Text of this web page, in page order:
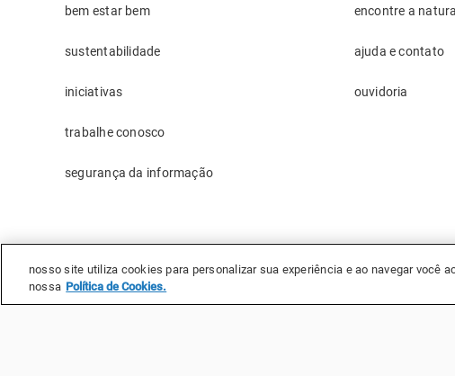
bem estar bem
sustentabilidade
iniciativas
trabalhe conosco
segurança da informação
encontre a natura
ajuda e contato
ouvidoria
nosso site utiliza cookies para personalizar sua experiência e ao navegar você
nossa Política de Cookies.